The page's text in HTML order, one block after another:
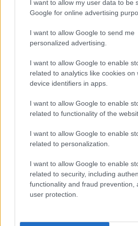
I want to allow my user data to be
Google for online advertising
I want to allow Google to send me
personalized advertising.
I want to allow Google to enable
related to analytics like cookies on
device identifiers in apps.
I want to allow Google to enable
related to functionality of the
I want to allow Google to enable
related to personalization.
I want to allow Google to enable
related to security, including
functionality and fraud prevention,
user protection.
Φυσικοί παρακολουθούν
να σχηματίζουν και να
ανασχηματίζουν